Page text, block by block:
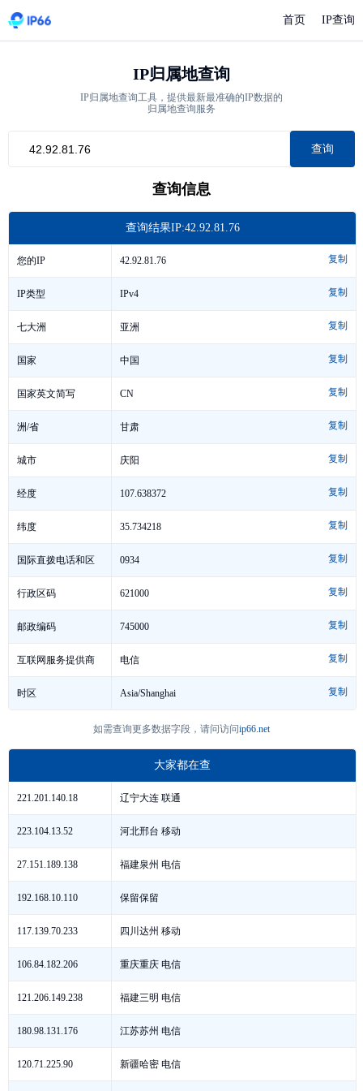
首页 IP查询
IP归属地查询
IP归属地查询工具，提供最新最准确的IP数据的
归属地查询服务
查询
查询信息
查询结果IP:42.92.81.76
您的IP 42.92.81.76 复制
IP类型 IPv4 复制
七大洲 亚洲 复制
国家 中国 复制
国家英文简写 CN 复制
洲/省 甘肃 复制
城市 庆阳 复制
经度 107.638372 复制
纬度 35.734218 复制
国际直拨电话和区
号
0934 复制
行政区码 621000 复制
邮政编码 745000 复制
互联网服务提供商 电信 复制
时区 Asia/Shanghai 复制
如需查询更多数据字段，请问访问ip66.net
大家都在查
221.201.140.18 辽宁大连 联通
223.104.13.52 河北邢台 移动
27.151.189.138 福建泉州 电信
192.168.10.110 保留保留
117.139.70.233 四川达州 移动
106.84.182.206 重庆重庆 电信
121.206.149.238 福建三明 电信
180.98.131.176 江苏苏州 电信
120.71.225.90 新疆哈密 电信